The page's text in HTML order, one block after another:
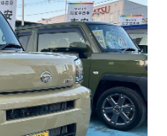
カタ
リコ
お問